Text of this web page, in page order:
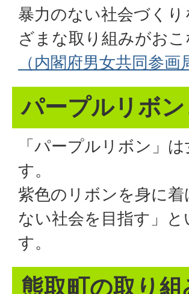
暴力のない社会づく
ざまな取り組みがお
（内閣府男女共同参
パープルリボ
「パープルリボン」
す。
紫色のリボンを身に
ない社会を目指す」
す。
熊取町の取り組